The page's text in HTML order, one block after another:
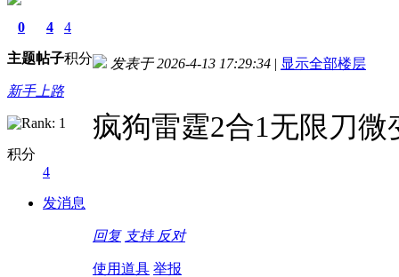
0
主题
4
帖子
4
积分
新手上路
积分
4
发消息
发表于 2026-4-13 17:29:34 | 显示全部楼层
疯狗雷霆2合1无限刀
回复 支持 反对
使用道具 举报